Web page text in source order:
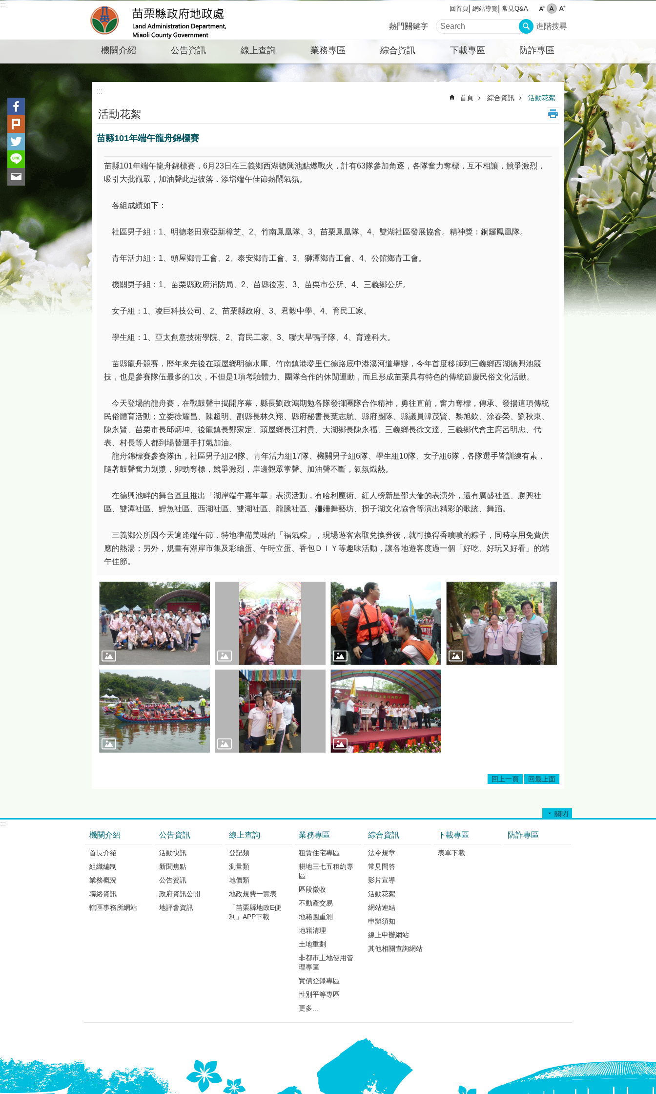
跳到主要內容區塊
::: 回首頁 網站導覽 常見Q&A
熱門關鍵字 進階搜尋
機關介紹 公告資訊 線上查詢 業務專區 綜合資訊 下載專區 防詐專區
:::
首頁 綜合資訊 活動花絮
活動花絮
苗縣101年端午龍舟錦標賽
苗縣101年端午龍舟錦標賽，6月23日在三義鄉西湖德興池點燃戰火，計有63隊參加角逐，各隊奮力奪標，互不相讓，競爭激烈，
吸引大批觀眾，加油聲此起彼落，添增端午佳節熱鬧氣氛。
各組成績如下：
社區男子組：1、明德老田寮亞新樟芝、2、竹南鳳凰隊、3、苗栗鳳凰隊、4、雙湖社區發展協會。精神獎：銅鑼鳳凰隊。
青年活力組：1、頭屋鄉青工會、2、泰安鄉青工會、3、獅潭鄉青工會、4、公館鄉青工會。
機關男子組：1、苗栗縣政府消防局、2、苗縣後憲、3、苗栗市公所、4、三義鄉公所。
女子組：1、凌巨科技公司、2、苗栗縣政府、3、君毅中學、4、育民工家。
學生組：1、亞太創意技術學院、2、育民工家、3、聯大旱鴨子隊、4、育達科大。
苗縣龍舟競賽，歷年來先後在頭屋鄉明德水庫、竹南鎮港墘里仁德路底中港溪河道舉辦，今年首度移師到三義鄉西湖德興池競
技，也是參賽隊伍最多的1次，不但是1項考驗體力、團隊合作的休閒運動，而且形成苗栗具有特色的傳統節慶民俗文化活動。
今天登場的龍舟賽，在戰鼓聲中揭開序幕，縣長劉政鴻期勉各隊發揮團隊合作精神，勇往直前，奮力奪標，傳承、發揚這項傳統
民俗體育活動；立委徐耀昌、陳超明、副縣長林久翔、縣府秘書長葉志航、縣府團隊、縣議員韓茂賢、黎旭欽、涂春榮、劉秋東、
陳永賢、苗栗市長邱炳坤、後龍鎮長鄭家定、頭屋鄉長江村貴、大湖鄉長陳永福、三義鄉長徐文達、三義鄉代會主席呂明忠、代
表、村長等人都到場替選手打氣加油。
龍舟錦標賽參賽隊伍，社區男子組24隊、青年活力組17隊、機關男子組6隊、學生組10隊、女子組6隊，各隊選手皆訓練有素，
隨著鼓聲奮力划漿，卯勁奪標，競爭激烈，岸邊觀眾掌聲、加油聲不斷，氣氛熾熱。
在德興池畔的舞台區且推出「湖岸端午嘉年華」表演活動，有哈利魔術、紅人榜新星邵大倫的表演外，還有廣盛社區、勝興社
區、雙潭社區、鯉魚社區、西湖社區、雙湖社區、龍騰社區、姍姍舞藝坊、拐子湖文化協會等演出精彩的歌謠、舞蹈。
三義鄉公所因今天適逢端午節，特地準備美味的「福氣粽」，現場遊客索取兌換券後，就可換得香噴噴的粽子，同時享用免費供
應的熱湯；另外，規畫有湖岸市集及彩繪蛋、午時立蛋、香包ＤＩＹ等趣味活動，讓各地遊客度過一個「好吃、好玩又好看」的端
午佳節。
回上一頁 回最上面
關閉
:::
機關介紹
首長介紹
組織編制
業務概況
聯絡資訊
轄區事務所網站
公告資訊
活動快訊
新聞焦點
公告資訊
政府資訊公開
地評會資訊
線上查詢
登記類
測量類
地價類
地政規費一覽表
「苗栗縣地政E便
利」APP下載
業務專區
租賃住宅專區
耕地三七五租約專
區
區段徵收
不動產交易
地籍圖重測
地籍清理
土地重劃
非都市土地使用管
理專區
實價登錄專區
性別平等專區
更多...
綜合資訊
法令規章
常見問答
影片宣導
活動花絮
網站連結
申辦須知
線上申辦網站
其他相關查詢網站
下載專區
表單下載
防詐專區